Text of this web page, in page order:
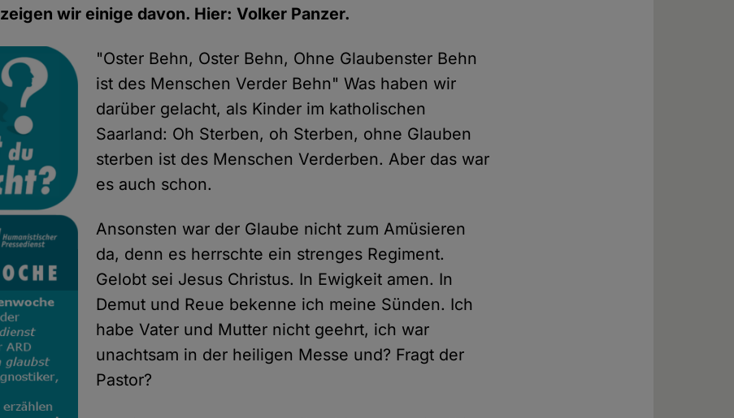
zeigen wir einige davon. Hier: Volker Panzer.
"Oster Behn, Oster Behn, Ohne Glaubenster Behn
ist des Menschen Verder Behn" Was haben wir
darüber gelacht, als Kinder im katholischen
Saarland: Oh Sterben, oh Sterben, ohne Glauben
sterben ist des Menschen Verderben. Aber das war
es auch schon.
Ansonsten war der Glaube nicht zum Amüsieren
da, denn es herrschte ein strenges Regiment.
Gelobt sei Jesus Christus. In Ewigkeit amen. In
Demut und Reue bekenne ich meine Sünden. Ich
habe Vater und Mutter nicht geehrt, ich war
unachtsam in der heiligen Messe und? Fragt der
Pastor?